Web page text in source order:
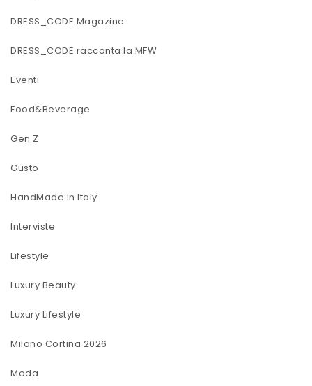
DRESS_CODE Magazine
DRESS_CODE racconta la MFW
Eventi
Food&Beverage
Gen Z
Gusto
HandMade in Italy
Interviste
Lifestyle
Luxury Beauty
Luxury Lifestyle
Milano Cortina 2026
Moda